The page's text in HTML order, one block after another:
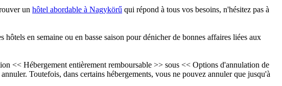
un hôtel abordable à Nagykörű qui répond à tous vos besoins, n'hésitez pas à
en semaine ou en basse saison pour dénicher de bonnes affaires liées aux
<< Hébergement entièrement remboursable >> sous << Options d'annulation de
Toutefois, dans certains hébergements, vous ne pouvez annuler que jusqu'à